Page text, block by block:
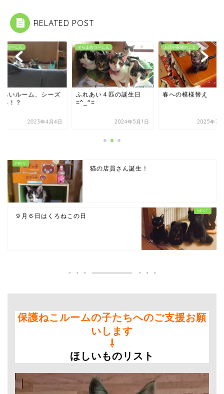
RELATED POST
めつーしん
あいルーム、シーズ
へ！？
2023年4月4日
そらまめつーしん
ふれあい４匹の誕生日
=^_^=
2024年5月1日
お店や家猫のこと
春への模様替え
2025年3
猫の店員さん誕生！
９月６日はくろねこの日
保護ねこルームの子たちへのご支援お願
いします
⇩
ほしいものリスト